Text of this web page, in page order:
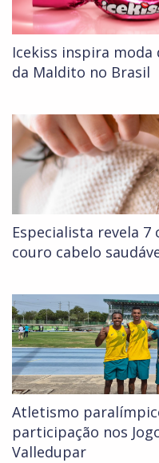
Icekiss inspira
da Maldito no Brasil
Especialista revela
couro cabelo
Atletismo
participação nos
Valledupar